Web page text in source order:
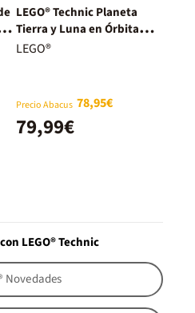
LEGO® Technic Planeta
Tierra y Luna en Órbita
42179
LEGO®
Precio Abacus 78,95€
79,99€
LEGO® Technic
Novedades